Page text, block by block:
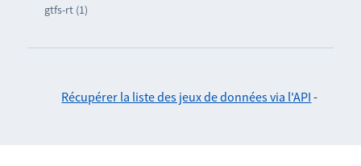
gtfs-rt (1)
Récupérer la liste des jeux de données via l'API -